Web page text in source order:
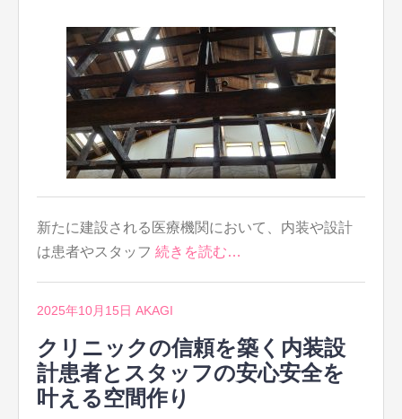
新たに建設される医療機関において、内装や設計
は患者やスタッフ 続きを読む…
2025年10月15日 AKAGI
クリニックの信頼を築く内装設
計患者とスタッフの安心安全を
叶える空間作り